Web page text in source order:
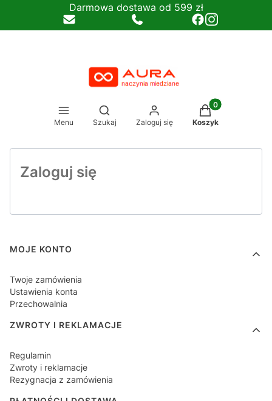
Darmowa dostawa od 599 zł
Menu
Otwórz wyszukiwarkę
Szukaj Zaloguj się
Produkty w
Koszyk
Zaloguj się
Linki w stopce
MOJE KONTO
Twoje zamówienia
Ustawienia konta
Przechowalnia
ZWROTY I REKLAMACJE
Regulamin
Zwroty i reklamacje
Rezygnacja z zamówienia